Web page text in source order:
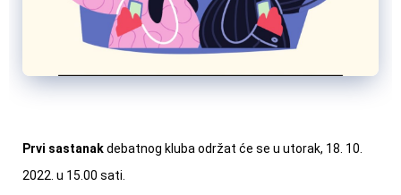
Prvi sastanakdebatnog kluba održat će se u utorak, 18. 10.
2022. u 15.00 sati.